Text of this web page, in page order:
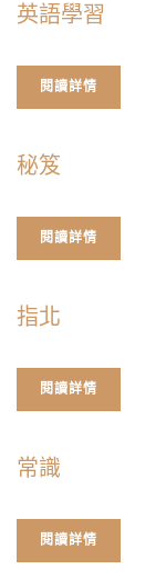
英語學習
閱讀詳情
秘笈
閱讀詳情
指北
閱讀詳情
常識
閱讀詳情